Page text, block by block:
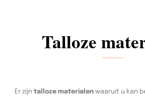
Talloze
Er zijn talloze materialen waaruit u kan